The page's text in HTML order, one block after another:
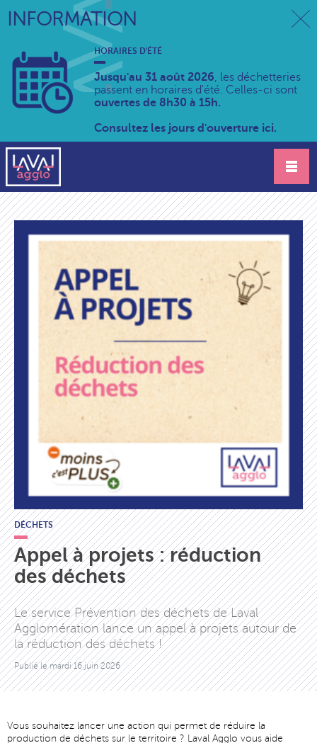
INFORMATION
HORAIRES D'ÉTÉ
Jusqu'au 31 août 2026, les déchetteries
passent en horaires d'été. Celles-ci sont
ouvertes de 8h30 à 15h.
Consultez les jours d'ouverture ici.
DÉCHETS
Appel à projets : réduction
des déchets
Le service Prévention des déchets de Laval
Agglomération lance un appel à projets autour de
la réduction des déchets !
Publié lemardi 16 juin 2026
Vous souhaitez lancer une action qui permet de réduire la
production de déchets sur le territoire ? Laval Agglo vous aide